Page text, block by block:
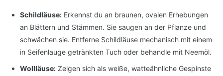
Schildläuse: Erkennst du an braunen, ovalen Erhebungen
an Blättern und Stämmen. Sie saugen an der Pflanze und
schwächen sie. Entferne Schildläuse mechanisch mit einem
in Seifenlauge getränkten Tuch oder behandle mit Neemöl.
Wollläuse: Zeigen sich als weiße, watteähnliche Gespinste